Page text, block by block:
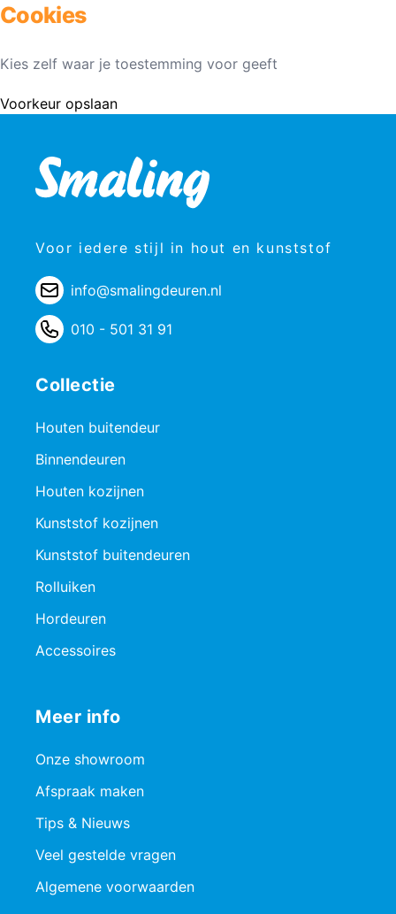
Cookies
Kies zelf waar je toestemming voor geeft
Voorkeur opslaan
Voor iedere stijl in hout en kunststof
info@smalingdeuren.nl
010 - 501 31 91
Collectie
Houten buitendeur
Binnendeuren
Houten kozijnen
Kunststof kozijnen
Kunststof buitendeuren
Rolluiken
Hordeuren
Accessoires
Meer info
Onze showroom
Afspraak maken
Tips & Nieuws
Veel gestelde vragen
Algemene voorwaarden